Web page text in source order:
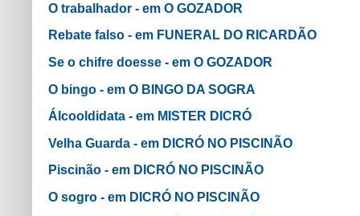
O trabalhador - em O GOZADOR
Rebate falso - em FUNERAL DO RICARDÃO
Se o chifre doesse - em O GOZADOR
O bingo - em O BINGO DA SOGRA
Álcooldidata - em MISTER DICRÓ
Velha Guarda - em DICRÓ NO PISCINÃO
Piscinão - em DICRÓ NO PISCINÃO
O sogro - em DICRÓ NO PISCINÃO